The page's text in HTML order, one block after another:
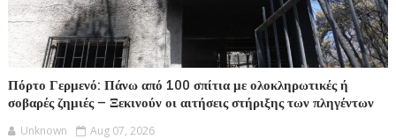
Πόρτο Γερμενό: Πάνω από 100 σπίτια με ολοκληρωτικές ή
σοβαρές ζημιές – Ξεκινούν οι αιτήσεις στήριξης των πληγέντων
Unknown Aug 07, 2026